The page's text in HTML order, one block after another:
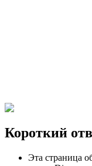
Короткий
Эта страница